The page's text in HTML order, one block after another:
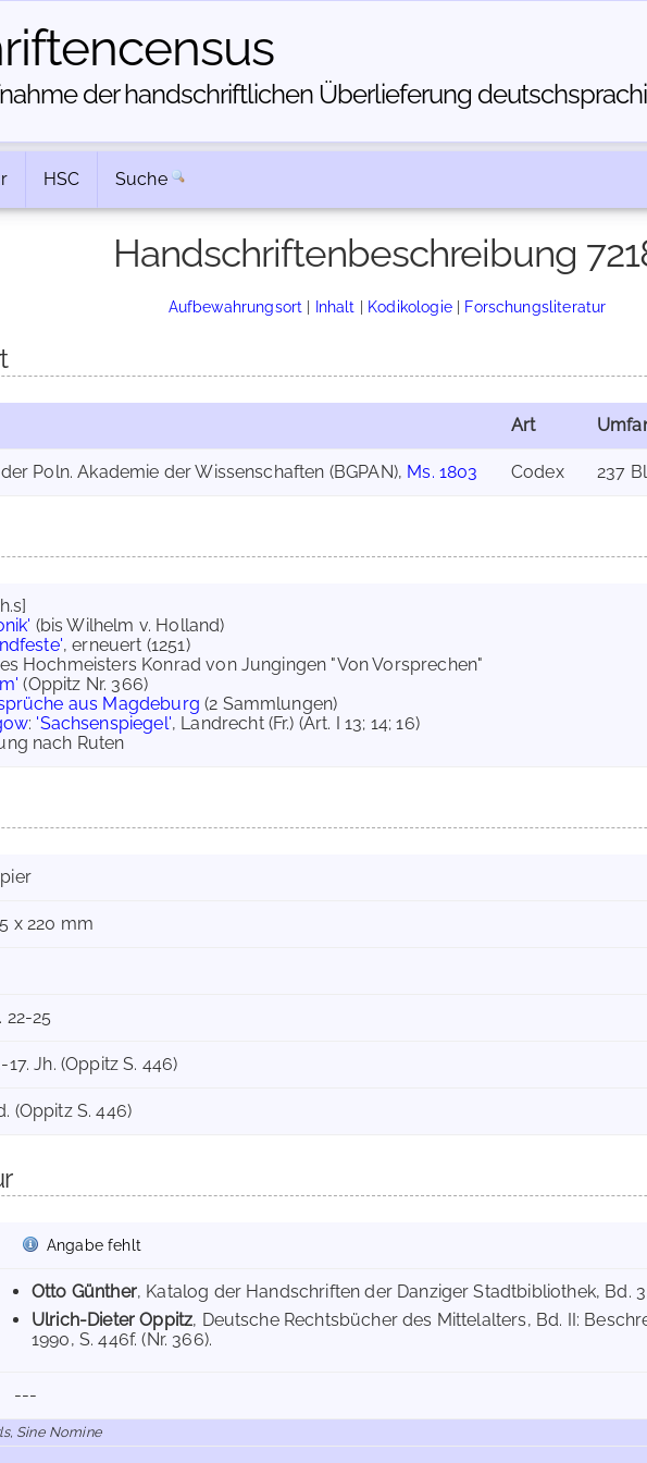
der handschriftlichen Über­lieferung
HSC Suche
Handschriftenbeschreibung
Aufbewahrungsort | Inhalt | Kodikologie| Forschungsliteratur
Art
Poln. Akademie der Wissenschaften (BGPAN), Ms. 1803 Codex 237
(bis Wilhelm v. Holland)
, erneuert (1251)
Hochmeisters Konrad von Jungingen "Von Vorsprechen"
(Oppitz Nr. 366)
aus Magdeburg (2 Sammlungen)
: 'Sachsenspiegel', Landrecht (Fr.) (Art. I 13; 14; 16)
nach Ruten
x 220 mm
22-25
17. Jh. (Oppitz S. 446)
(Oppitz S. 446)
Angabe fehlt
Otto Günther, Katalog der Handschriften der Danziger Stadtbibliothek, Bd.
Ulrich-Dieter Oppitz, Deutsche Rechtsbücher des Mittelalters, Bd. II:
1990, S. 446f. (Nr. 366).
---
Sine Nomine